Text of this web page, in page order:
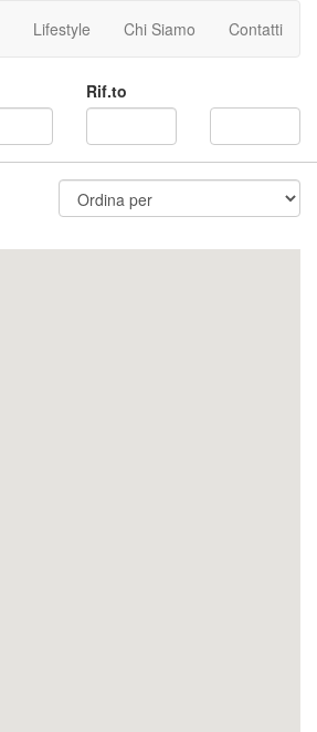
Lifestyle Chi Siamo Contatti
Rif.to